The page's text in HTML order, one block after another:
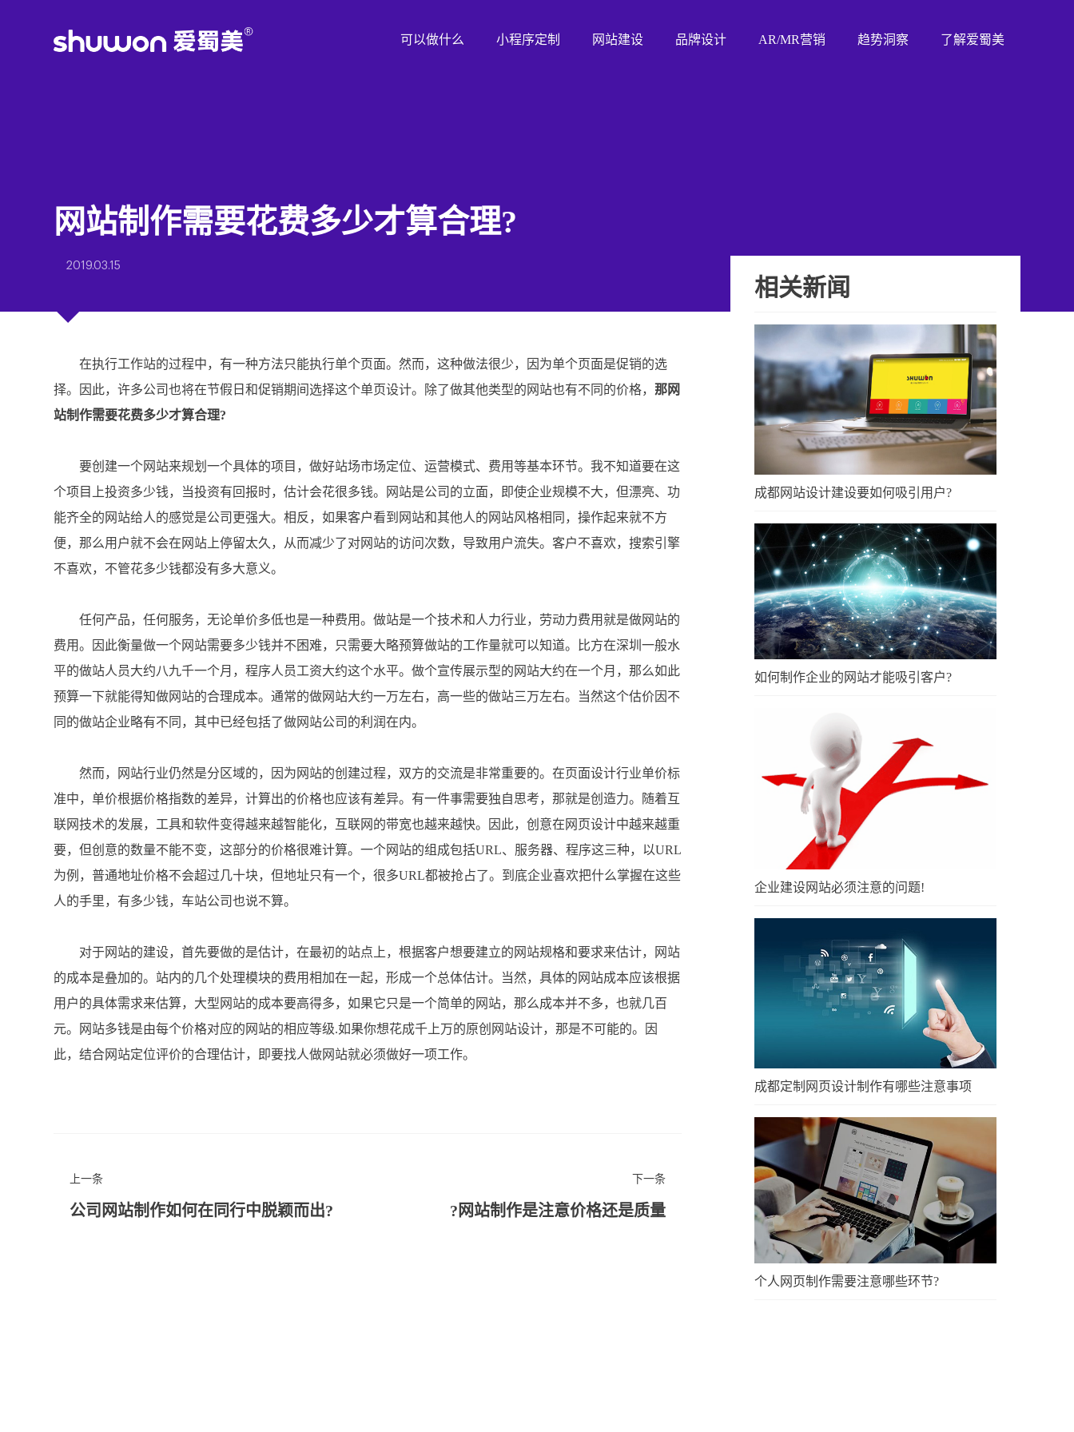
可以做什么 小程序定制 网站建设 品牌设计 AR/MR营销 趋势洞察 了解爱蜀美
网站制作需要花费多少才算合理?
2019.03.15
在执行工作站的过程中，有一种方法只能执行单个页面。然而，这种做法很少，因为单个页面是促销的选
择。因此，许多公司也将在节假日和促销期间选择这个单页设计。除了做其他类型的网站也有不同的价格， 那网
站制作需要花费多少才算合理?
要创建一个网站来规划一个具体的项目，做好站场市场定位、运营模式、费用等基本环节。我不知道要在这
个项目上投资多少钱，当投资有回报时，估计会花很多钱。网站是公司的立面，即使企业规模不大，但漂亮、功
能齐全的网站给人的感觉是公司更强大。相反，如果客户看到网站和其他人的网站风格相同，操作起来就不方
便，那么用户就不会在网站上停留太久，从而减少了对网站的访问次数，导致用户流失。客户不喜欢，搜索引擎
不喜欢，不管花多少钱都没有多大意义。
任何产品，任何服务，无论单价多低也是一种费用。做站是一个技术和人力行业，劳动力费用就是做网站的
费用。因此衡量做一个网站需要多少钱并不困难，只需要大略预算做站的工作量就可以知道。比方在深圳一般水
平的做站人员大约八九千一个月，程序人员工资大约这个水平。做个宣传展示型的网站大约在一个月，那么如此
预算一下就能得知做网站的合理成本。通常的做网站大约一万左右，高一些的做站三万左右。当然这个估价因不
同的做站企业略有不同，其中已经包括了做网站公司的利润在内。
然而，网站行业仍然是分区域的，因为网站的创建过程，双方的交流是非常重要的。在页面设计行业单价标
准中，单价根据价格指数的差异，计算出的价格也应该有差异。有一件事需要独自思考，那就是创造力。随着互
联网技术的发展，工具和软件变得越来越智能化，互联网的带宽也越来越快。因此，创意在网页设计中越来越重
要，但创意的数量不能不变，这部分的价格很难计算。一个网站的组成包括URL、服务器、程序这三种，以URL
为例，普通地址价格不会超过几十块，但地址只有一个，很多URL都被抢占了。到底企业喜欢把什么掌握在这些
人的手里，有多少钱，车站公司也说不算。
对于网站的建设，首先要做的是估计，在最初的站点上，根据客户想要建立的网站规格和要求来估计，网站
的成本是叠加的。站内的几个处理模块的费用相加在一起，形成一个总体估计。当然，具体的网站成本应该根据
用户的具体需求来估算，大型网站的成本要高得多，如果它只是一个简单的网站，那么成本并不多，也就几百
元。网站多钱是由每个价格对应的网站的相应等级.如果你想花成千上万的原创网站设计，那是不可能的。因
此，结合网站定位评价的合理估计，即要找人做网站就必须做好一项工作。
上一条
公司网站制作如何在同行中脱颖而出?
下一条
网站制作是注意价格还是质量?
相关新闻
成都网站设计建设要如何吸引用户?
如何制作企业的网站才能吸引客户?
企业建设网站必须注意的问题!
成都定制网页设计制作有哪些注意事项
个人网页制作需要注意哪些环节?